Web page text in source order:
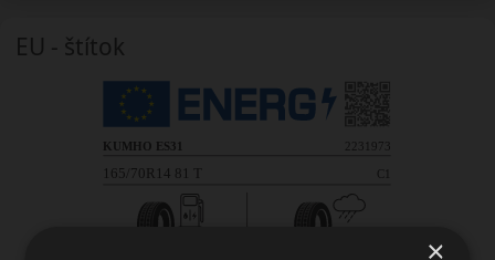
EU - štítok
×